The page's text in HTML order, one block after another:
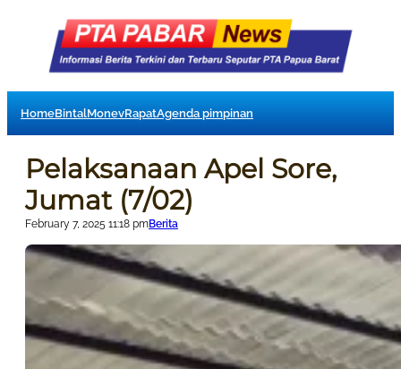
HomeBintalMonevRapatAgenda pimpinan
Pelaksanaan Apel Sore,
Jumat (7/02)
February 7, 2025 11:18 pmBerita